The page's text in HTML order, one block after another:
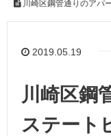
川崎区鋼管通りのアパ
2019.05.19
川崎区鋼
ステート